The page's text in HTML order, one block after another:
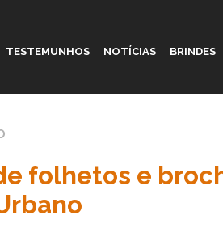
TESTEMUNHOS NOTÍCIAS BRINDES
folhetos e